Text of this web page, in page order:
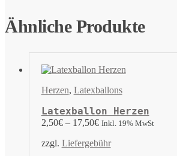
Ähnliche Produkte
Herzen, Latexballons
Latexballon Herzen
2,50€– 17,50€ Inkl. 19% MwSt
zzgl. Liefergebühr